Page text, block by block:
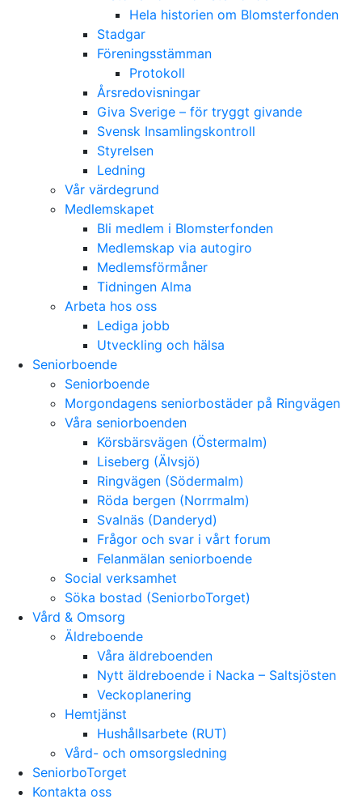
Hela historien om Blomsterfonden
Stadgar
Föreningsstämman
Protokoll
Årsredovisningar
Giva Sverige – för tryggt givande
Svensk Insamlingskontroll
Styrelsen
Ledning
Vår värdegrund
Medlemskapet
Bli medlem i Blomsterfonden
Medlemskap via autogiro
Medlemsförmåner
Tidningen Alma
Arbeta hos oss
Lediga jobb
Utveckling och hälsa
Seniorboende
Seniorboende
Morgondagens seniorbostäder på Ringvägen
Våra seniorboenden
Körsbärsvägen (Östermalm)
Liseberg (Älvsjö)
Ringvägen (Södermalm)
Röda bergen (Norrmalm)
Svalnäs (Danderyd)
Frågor och svar i vårt forum
Felanmälan seniorboende
Social verksamhet
Söka bostad (SeniorboTorget)
Vård & Omsorg
Äldreboende
Våra äldreboenden
Nytt äldreboende i Nacka – Saltsjösten
Veckoplanering
Hemtjänst
Hushållsarbete (RUT)
Vård- och omsorgsledning
SeniorboTorget
Kontakta oss